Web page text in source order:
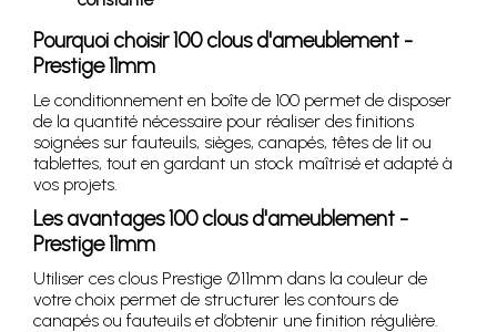
Pourquoi choisir 100 clous d'ameublement -
Prestige 11mm
Le conditionnement en boîte de 100 permet de disposer
de la quantité nécessaire pour réaliser des finitions
soignées sur fauteuils, sièges, canapés, têtes de lit ou
tablettes, tout en gardant un stock maîtrisé et adapté à
vos projets.
Les avantages 100 clous d'ameublement -
Prestige 11mm
Utiliser ces clous Prestige Ø11mm dans la couleur de
votre choix permet de structurer les contours de
canapés ou fauteuils et d’obtenir une finition régulière.